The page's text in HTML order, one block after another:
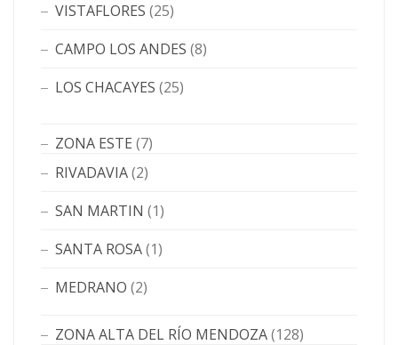
VISTAFLORES (25)
CAMPO LOS ANDES (8)
LOS CHACAYES (25)
ZONA ESTE (7)
RIVADAVIA(2)
SAN MARTIN (1)
SANTA ROSA(1)
MEDRANO (2)
ZONA ALTA DEL RÍO MENDOZA(128)